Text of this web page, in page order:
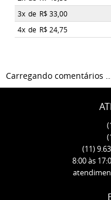
3x de R$ 33,00
4x de R$ 24,75
Carregando comentários
(11)
8:00 às